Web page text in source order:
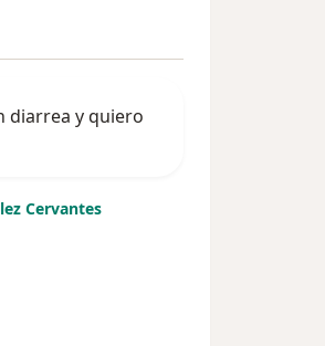
diarrea y quiero
Cervantes